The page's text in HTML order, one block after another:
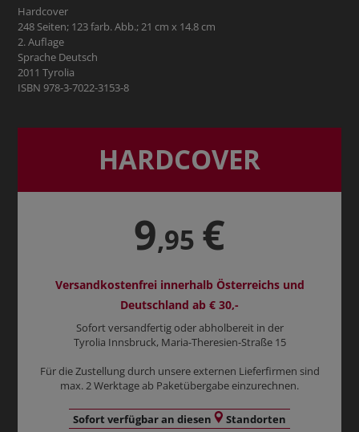
Hardcover
248 Seiten; 123 farb. Abb.; 21 cm x 14.8 cm
2. Auflage
Sprache Deutsch
2011 Tyrolia
ISBN 978-3-7022-3153-8
HARDCOVER
9,95 €
Versandkostenfrei innerhalb Österreichs und
Deutschland ab € 30,-
Sofort versandfertig oder abholbereit in der
Tyrolia Innsbruck, Maria-Theresien-Straße 15
Für die Zustellung durch unsere externen Lieferfirmen sind
max. 2 Werktage ab Paketübergabe einzurechnen.
Sofort verfügbar an diesen Standorten